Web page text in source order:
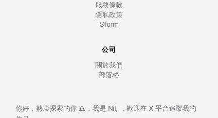
服務條款
隱私政策
$form
公司
關於我們
部落格
你好，熱衷探索的你 🙏，我是 Nil, ，歡迎在 X 平台追蹤我的